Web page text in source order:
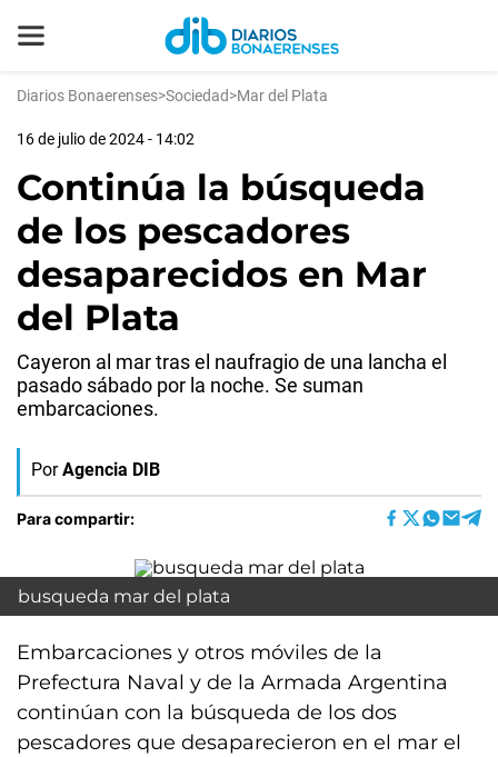
Diarios Bonaerenses>Sociedad>Mar del Plata
16 de julio de 2024 - 14:02
Continúa la búsqueda
de los pescadores
desaparecidos en Mar
del Plata
Cayeron al mar tras el naufragio de una lancha el
pasado sábado por la noche. Se suman
embarcaciones.
Por Agencia DIB
Para compartir:
busqueda mar del plata
Embarcaciones y otros móviles de la
Prefectura Naval y de la Armada Argentina
continúan con la búsqueda de los dos
pescadores que desaparecieron en el mar el